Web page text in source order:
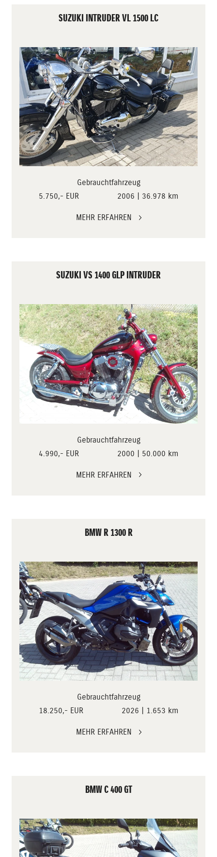
SUZUKI INTRUDER VL 1500 LC
Gebrauchtfahrzeug
5.750,- EUR
2006 | 36.978 km
MEHR ERFAHREN
SUZUKI VS 1400 GLP INTRUDER
Gebrauchtfahrzeug
4.990,- EUR
2000 | 50.000 km
MEHR ERFAHREN
BMW R 1300 R
Gebrauchtfahrzeug
18.250,- EUR
2026 | 1.653 km
MEHR ERFAHREN
BMW C 400 GT